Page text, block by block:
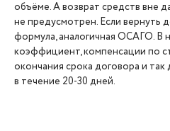
объёме. А возврат средств вне
не предусмотрен. Если вернуть
формула, аналогичная ОСАГО. В
коэффициент, компенсации по
окончания срока договора и
в течение 20-30 дней.